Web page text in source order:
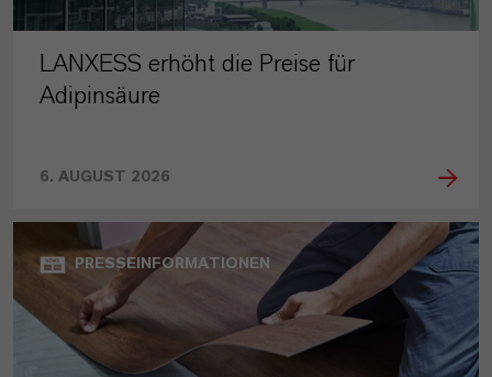
LANXESS erhöht die Preise für
Adipinsäure
6. AUGUST 2026
PRESSEINFORMATIONEN